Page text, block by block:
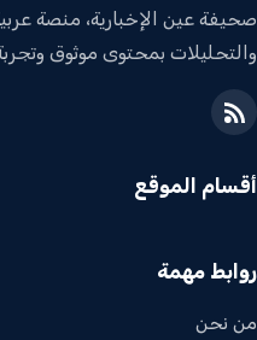
صحيفة عين الإخبارية، منصة
والتحليلات بمحتوى موثوق
أقسام الموقع
روابط مهمة
من نحن